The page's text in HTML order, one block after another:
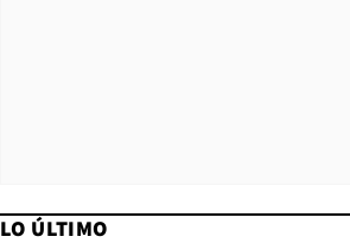
LO ÚLTIMO